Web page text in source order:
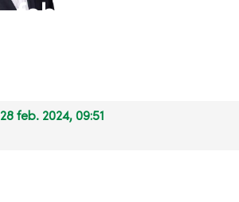
februari 2024
28 feb. 2024, 09:51